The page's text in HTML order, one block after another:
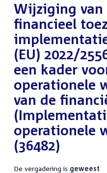
:Wijziging van
financieel
(EU) 2022/
een kader
operationele
van de
operationele
(36482)
De vergadering is geweest